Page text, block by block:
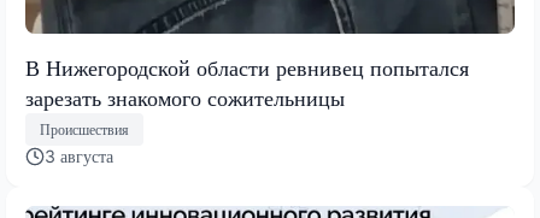
В Нижегородской области ревнивец попытался
зарезать знакомого сожительницы
Происшествия
3 августа